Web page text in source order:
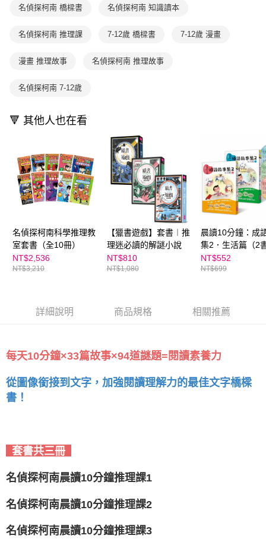
用戶於交易時，得透過本服務購買商品或服務，並由商店將買賣／分期付款
資料（包含姓名、電話或地址）提供予台灣大哥大進項蒐集、處理及利用，
3.完整用戶服務條款，請詳閱以下連結：https://oppay.tw/userRule
購買商品的店家。未經商家同意取消之訂單仍視為有效，需透過AFTEE先享
※ 交易是否成功請以「AFTEE先享後付 」之結帳頁面顯示為準，若有關於
１．透過由恩沛科技股份有限公司提供之「AFTEE先享後付」服務完成之交
２．關於個人資料處理事宜，請瀏覽以下網址：
https://aftee.tw/terms/#terms3
３．未成年的使用者請事先徵得法定代理人或監護人之同意方可使用
「AFTEE先享後付」，若未經同意申辦者引起之損失，本公司不負相關責
任。
４．使用「AFTEE先享後付」時，將依據個別帳號之用戶狀況，依本公司即
時審查核予不同之上限額度；若仍有額度不足之情形，本公司將視審查結果
請求用戶進行身份認證。
５．嚴禁一人註冊多個帳號或使用他人資訊註冊。若發現惡意使用之情形，
恩沛科技股份有限公司將有權停止該用戶之使用額度並採取法律行動。
每筆NT$70，滿NT$800(含以上)免運費
離島宅配（澎湖、金門、馬祖、小琉球；不適用於郵局i郵箱）
名偵探柯南 橋樑書 名偵探柯南 知識讀本
名偵探柯南 推理課 7-12歲 橋樑書 7-12歲 漫畫
漫畫 推理故事 名偵探柯南 推理故事
名偵探柯南 7-12歲
🔻 其他人也在看
名偵探柯南科學推理教
室套書（全10冊）
NT$2,536
NT$3,210
【獵書遊戲】套書︱推
理迷必讀的解謎小說
NT$810
NT$1,080
晨讀10分鐘：成
集2．生活篇（2
+3CD）套書
NT$552
NT$699
詳細說明 商品規格 相關推薦
每天10分鐘×33篇故事×94道謎題=閱讀素養力
從圖像銜接到文字，加強閱讀理解力的最佳文字橋樑
書！
套書共三冊
名偵探柯南晨讀10分鐘推理課1
名偵探柯南晨讀10分鐘推理課2
名偵探柯南晨讀10分鐘推理課3